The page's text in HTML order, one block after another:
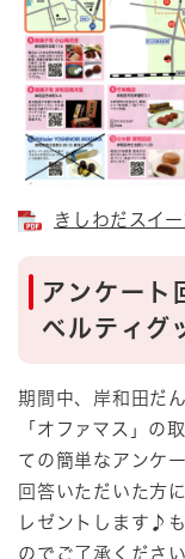
きしわだスイ
アンケート
ベルティグ
期間中、岸和田だ
「オファマス」の
ての簡単なアンケ
回答いただいた方
レゼントします♪
のでご了承ください